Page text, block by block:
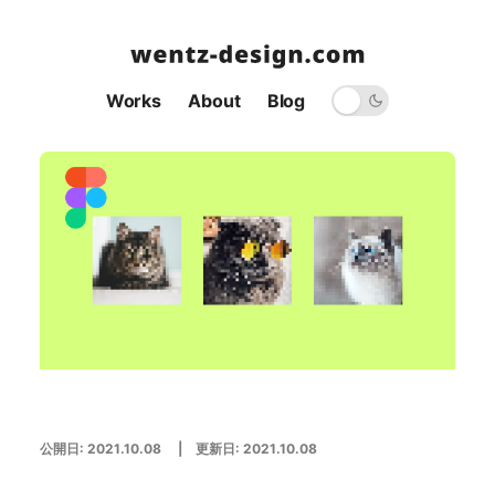
Works About Blog
公開日: 2021.10.08 | 更新日: 2021.10.08